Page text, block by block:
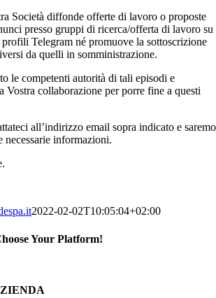
Società diffonde offerte di lavoro o proposte
presso gruppi di ricerca/offerta di lavoro su
Telegram né promuove la sottoscrizione
da quelli in somministrazione.
le competenti autorità di tali episodi e
Vostra collaborazione per porre fine a questi
all’indirizzo email sopra indicato e saremo
informazioni.
2022-02-02T10:05:04+02:00
Your Platform!